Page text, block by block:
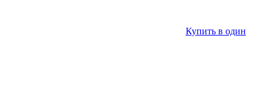
Купить в один